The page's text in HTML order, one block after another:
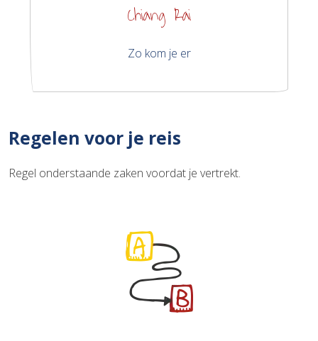
Chiang Rai
Zo kom je er
Regelen voor je reis
Regel onderstaande zaken voordat je vertrekt.